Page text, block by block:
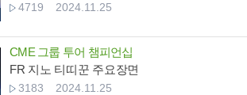
4719 2024.11.25
CME 그룹 투어 챔피언십
FR 지노 티띠꾼 주요장면
3183 2024.11.25